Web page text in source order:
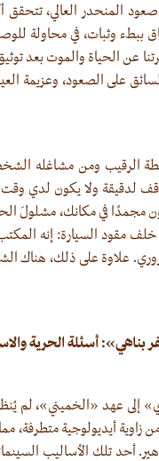
المنحدر العالي، تتحقق
ببطء وثبات، في محاولة
عن الحياة والموت بعد
السائق على الصعود،
الرقيب ومن مشاغله
لدقيقة ولا يكون لدي
مجمدًا في مكانك، مشلولَ
خلف مقود السيارة: إنه
علاوة على ذلك، هناك
بناهي»: أسئلة الحرية
عهد «الخميني»، لم يُنظر
أيديولوجية متطرفة،
أحد تلك الأساليب